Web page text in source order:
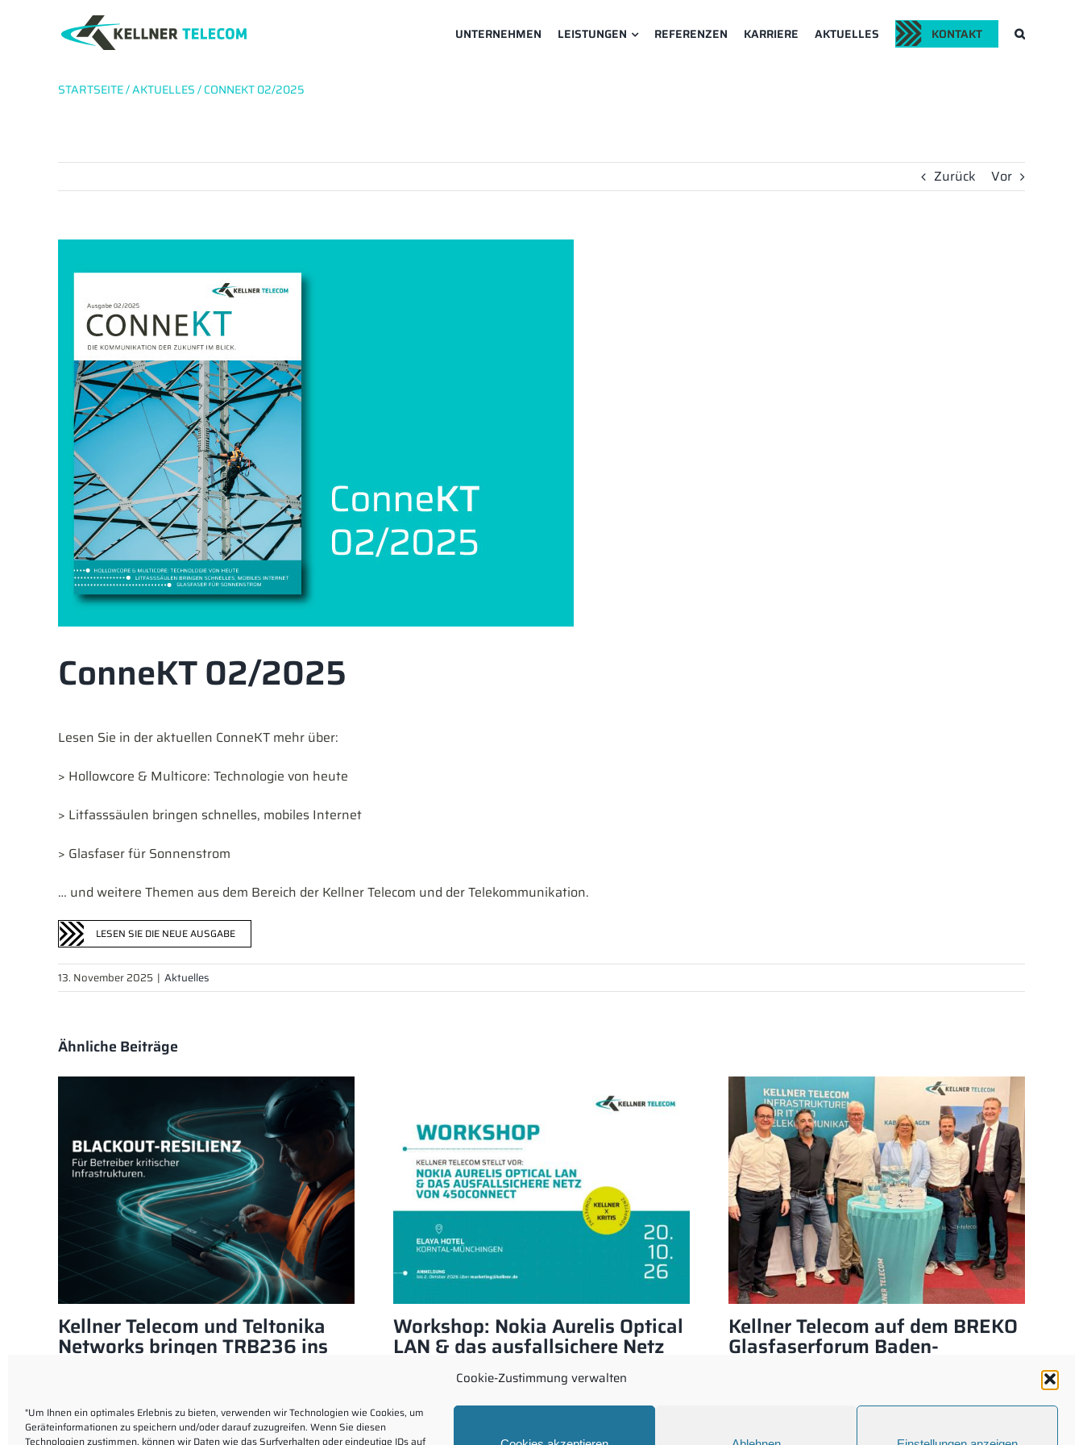
Cookie-Zustimmung verwalten
"Um Ihnen ein optimales Erlebnis zu bieten, verwenden wir Technologien wie Cookies, um
Geräteinformationen zu speichern und/oder darauf zuzugreifen. Wenn Sie diesen
Technologien zustimmen, können wir Daten wie das Surfverhalten oder eindeutige IDs auf
UNTERNEHMEN LEISTUNGEN REFERENZEN KARRIERE AKTUELLES KONTAKT
STARTSEITE/AKTUELLES/CONNEKT 02/2025
Zurück Vor
grösseres
ConneKT 02/2025
Lesen Sie in der aktuellen ConneKT mehr über:
> Hollowcore & Multicore: Technologie von heute
> Litfasssäulen bringen schnelles, mobiles Internet
> Glasfaser für Sonnenstrom
… und weitere Themen aus dem Bereich der Kellner Telecom und der Telekommunikation.
LESEN SIE DIE NEUE AUSGABE
13. November 2025 | Aktuelles
Ähnliche Beiträge
Kellner Telecom und Teltonika
Networks bringen TRB236 ins
Workshop: Nokia Aurelis Optical
LAN & das ausfallsichere Netz
von 450connect
Kellner Telecom auf dem BREKO
Glasfaserforum Baden-